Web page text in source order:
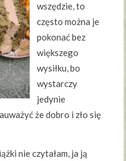
wszędzie, to
często można je
pokonać bez
większego
wysiłku, bo
wystarczy
jedynie
że dobro i zło się
nie czytałam, ja ją